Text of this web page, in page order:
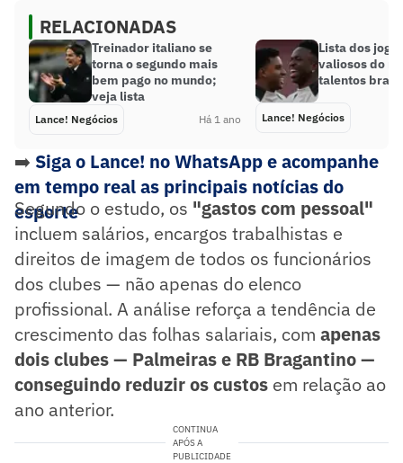
RELACIONADAS
Treinador italiano se
torna o segundo mais
bem pago no mundo;
veja lista
Lance! Negócios Há 1 ano
Lista dos
valiosos do
talentos
Lance! Negócios
➡️ Siga o Lance! no WhatsApp e acompanhe
em tempo real as principais notícias do
esporte
Segundo o estudo, os "gastos com pessoal"
incluem salários, encargos trabalhistas e
direitos de imagem de todos os funcionários
dos clubes — não apenas do elenco
profissional. A análise reforça a tendência de
crescimento das folhas salariais, com apenas
dois clubes — Palmeiras e RB Bragantino —
conseguindo reduzir os custos em relação ao
ano anterior.
CONTINUA
APÓS A
PUBLICIDADE